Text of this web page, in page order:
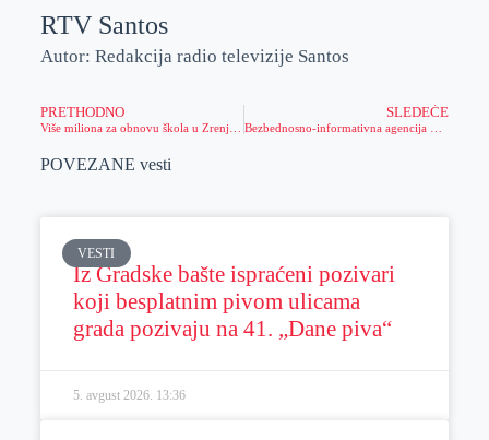
RTV Santos
Autor: Redakcija radio televizije Santos
PRETHODNO SLEDEĆE
POVEZANE vesti
VESTI
Iz Gradske bašte ispraćeni pozivari
koji besplatnim pivom ulicama
grada pozivaju na 41. „Dane piva“
5. avgust 2026. 13:36